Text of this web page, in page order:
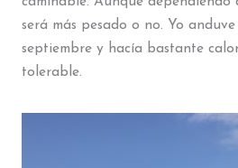
será más pesado o no. Yo
septiembre y hacía bastante
tolerable.